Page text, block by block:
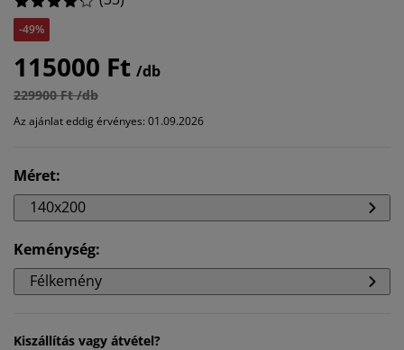
-49%
115000 Ft /db
229900 Ft /db
Az ajánlat eddig érvényes: 01.09.2026
Méret:
140x200
Keménység:
Félkemény
Kiszállítás vagy átvétel?